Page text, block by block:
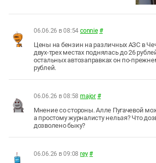
06.06.26 в 08:54 connie #
Цены на бензин на различных АЗС в
двух-трех местах поднялась до 26
остальных автозаправках он по-
рублей.
06.06.26 в 08:58 major #
Мнение со стороны. Алле Пугачевой
а простому журналисту нельзя? Что
дозволено быку?
06.06.26 в 09:08 rey #